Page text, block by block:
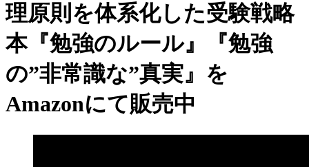
理原則を体系化した受験戦略
本『勉強のルール』『勉強
の”非常識な”真実』を
Amazonにて販売中